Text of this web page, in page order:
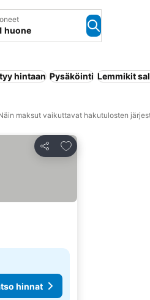
huone
hintaan Pysäköinti Lemmikit
maksut vaikuttavat hakutulosten
Jaa
Lisää suosikkeihin
hinnat